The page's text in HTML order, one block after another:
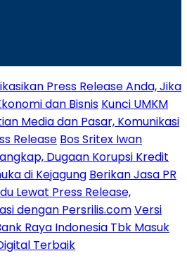
Press Release Anda, Jika
dan Bisnis Kunci UMKM
Media dan Pasar, Komunikasi
Release Bos Sritex Iwan
Dugaan Korupsi Kredit
di Kejagung Berikan Jasa PR
Lewat Press Release,
dengan Persrilis.comVersi
Raya Indonesia Tbk Masuk
Terbaik